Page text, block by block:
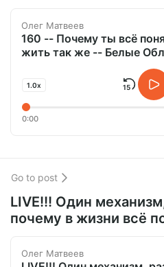
Олег Матвеев
160 -- Почему ты всё
жить так же -- Белые
1.0x
0:00
Go to post
LIVE!!! Один
почему в жизни всё
Олег Матвеев